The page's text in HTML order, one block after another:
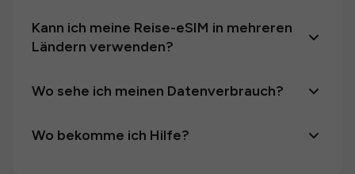
Kann ich meine Reise-eSIM in mehreren
Ländern verwenden?
Wo sehe ich meinen Datenverbrauch?
Wo bekomme ich Hilfe?